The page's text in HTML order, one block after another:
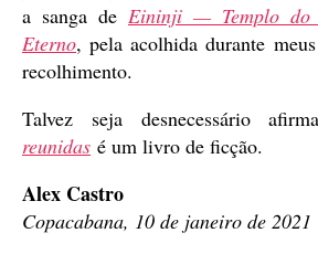
a sanga de Eininji — Templo do
Eterno, pela acolhida durante
recolhimento.
Talvez seja desnecessário
reunidas é um livro de ficção.
Alex Castro
Copacabana, 10 de janeiro de 2021